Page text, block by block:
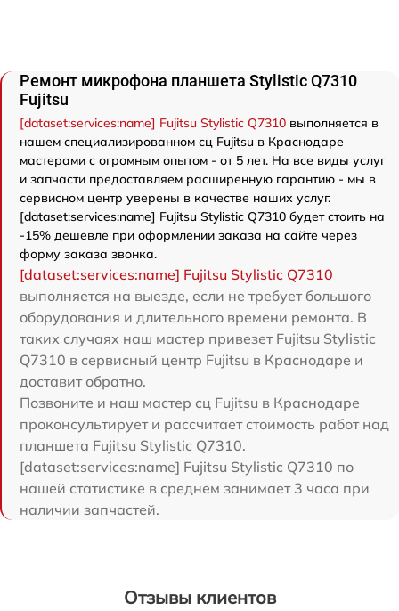
Ремонт микрофона планшета Stylistic Q7310
Fujitsu
[dataset:services:name] Fujitsu Stylistic Q7310 выполняется в
нашем специализированном сц Fujitsu в Краснодаре
мастерами с огромным опытом - от 5 лет. На все виды услуг
и запчасти предоставляем расширенную гарантию - мы в
сервисном центр уверены в качестве наших услуг.
[dataset:services:name] Fujitsu Stylistic Q7310 будет стоить на
-15% дешевле при оформлении заказа на сайте через
форму заказа звонка.
[dataset:services:name] Fujitsu Stylistic Q7310
выполняется на выезде, если не требует большого
оборудования и длительного времени ремонта. В
таких случаях наш мастер привезет Fujitsu Stylistic
Q7310 в сервисный центр Fujitsu в Краснодаре и
доставит обратно.
Позвоните и наш мастер сц Fujitsu в Краснодаре
проконсультирует и рассчитает стоимость работ над
планшета Fujitsu Stylistic Q7310.
[dataset:services:name] Fujitsu Stylistic Q7310 по
нашей статистике в среднем занимает 3 часа при
наличии запчастей.
Отзывы клиентов